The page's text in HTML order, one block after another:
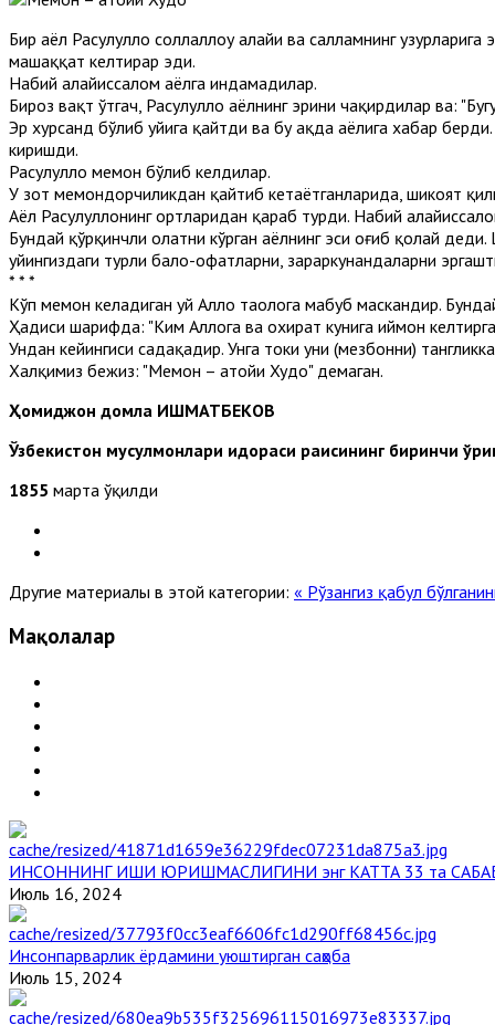
Бир аёл Расулуллоҳ соллаллоҳу алайҳи ва салламнинг
машаққат келтирар эди.
Набий алайҳиссалом аёлга индамадилар.
Бироз вақт ўтгач, Расулуллоҳ аёлнинг эрини чақирдилар ва:
Эр хурсанд бўлиб уйига қайтди ва бу ҳақда аёлига хабар
киришди.
Расулуллоҳ меҳмон бўлиб келдилар.
У зот меҳмондорчиликдан қайтиб кетаётганларида, шикоят
Аёл Расулуллоҳнинг ортларидан қараб турди. Набий
Бундай қўрқинчли ҳолатни кўрган аёлнинг эси оғиб қолай
уйингиздаги турли бало-офатларни, зараркунандаларни
* * *
Кўп меҳмон келадиган уй Аллоҳ таолога маҳбуб маскандир.
Ҳадиси шарифда: "Ким Аллоҳга ва охират кунига иймон
Ундан кейингиси садақадир. Унга токи уни (мезбонни)
Халқимиз бежиз: "Меҳмон – атойи Худо" демаган.
Ҳомиджон домла ИШМАТБЕКОВ
Ўзбекистон мусулмонлари идораси раисининг биринчи
1855 марта ўқилди
Другие материалы в этой категории: « Рўзангиз қабул
Мақолалар
ИНСОННИНГ ИШИ ЮРИШМАСЛИГИНИ энг КАТТА 33 та
Июль 16, 2024
Инсонпарварлик ёрдамини уюштирган саҳоба
Июль 15, 2024